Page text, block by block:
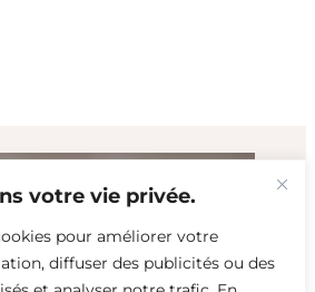
votre vie privée.
pour améliorer votre
diffuser des publicités ou des